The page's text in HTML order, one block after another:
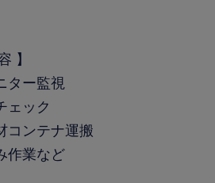
】
ター監視
ェック
コンテナ運搬
作業など